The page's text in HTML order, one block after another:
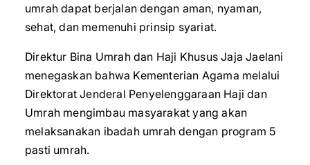
umrah dapat berjalan dengan aman, nyaman,
sehat, dan memenuhi prinsip syariat.
Direktur Bina Umrah dan Haji Khusus Jaja Jaelani
menegaskan bahwa Kementerian Agama melalui
Direktorat Jenderal Penyelenggaraan Haji dan
Umrah mengimbau masyarakat yang akan
melaksanakan ibadah umrah dengan program 5
pasti umrah.